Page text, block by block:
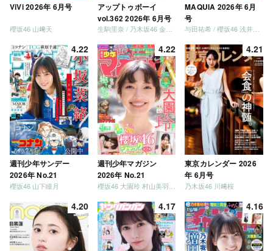
ViVi 2026年 6月号
櫻坂46 山﨑天
アップトゥボーイ
vol.362 2026年 6月号
MAQUIA 2026年 6月
号
4.22
週刊少年サンデー
2026年 No.21
櫻坂46 山下瞳月
4.22
週刊少年マガジン
2026年 No.21
4.21
東京カレンダー 2026
年 6月号
乃木坂46 川﨑桜
4.20 4.17 4.16